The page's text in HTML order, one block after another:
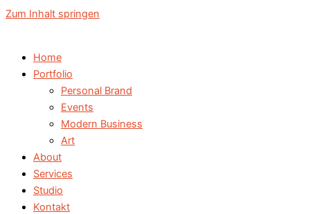
Zum Inhalt springen
Home
Portfolio
Personal Brand
Events
Modern Business
Art
About
Services
Studio
Kontakt